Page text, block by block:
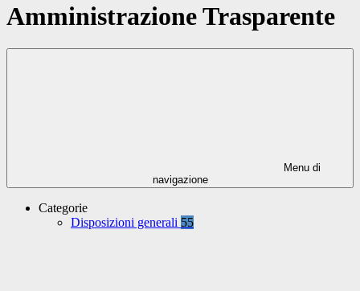
Amministrazione Trasparente
Menu di
navigazione
Categorie
Disposizioni generali 55